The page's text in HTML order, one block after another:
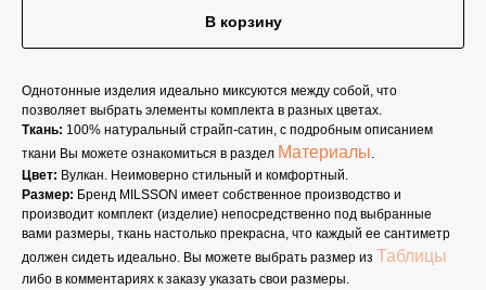
В корзину
Однотонные изделия идеально миксуются между собой, что
позволяет выбрать элементы комплекта в разных цветах.
Ткань: 100% натуральный страйп-сатин, с подробным описанием
ткани Вы можете ознакомиться в раздел Материалы.
Цвет: Вулкан. Неимоверно стильный и комфортный.
Размер: Бренд MILSSON имеет собственное производство и
производит комплект (изделие) непосредственно под выбранные
вами размеры, ткань настолько прекрасна, что каждый ее сантиметр
должен сидеть идеально. Вы можете выбрать размер из Таблицы
либо в комментариях к заказу указать свои размеры.